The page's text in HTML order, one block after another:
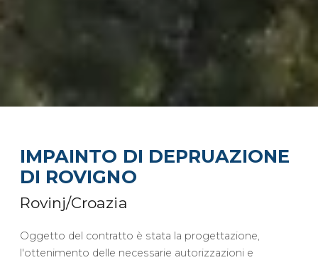
IMPAINTO DI DEPRUAZIONE
DI ROVIGNO
Rovinj/Croazia
Oggetto del contratto è stata la progettazione,
l'ottenimento delle necessarie autorizzazioni e